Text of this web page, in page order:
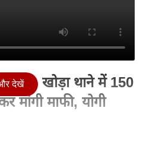
खोड़ा थाने में 150
मांगी माफी, योगी
देखें